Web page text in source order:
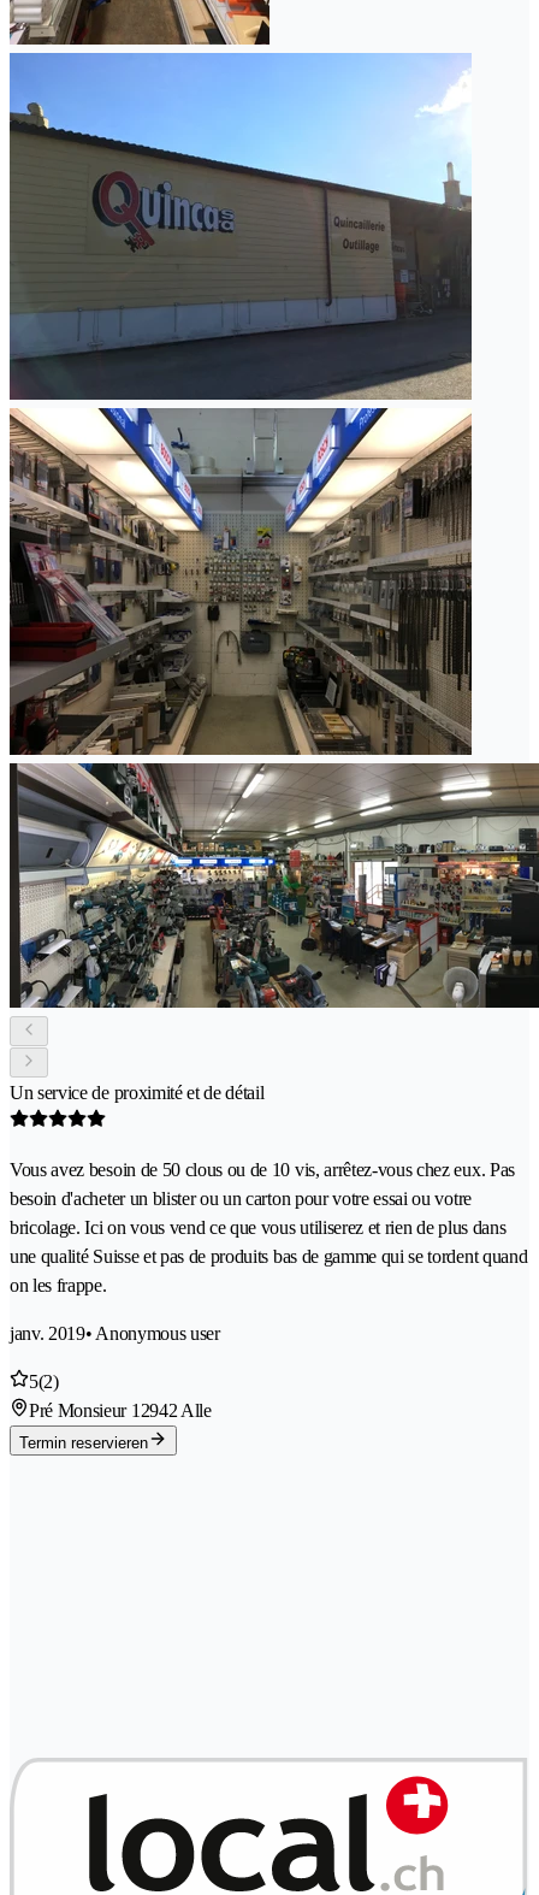
Un service de proximité et de détail
Vous avez besoin de 50 clous ou de 10 vis, arrêtez-vous chez eux. Pas
besoin d'acheter un blister ou un carton pour votre essai ou votre
bricolage. Ici on vous vend ce que vous utiliserez et rien de plus dans
une qualité Suisse et pas de produits bas de gamme qui se tordent quand
on les frappe.
janv. 2019• Anonymous user
5(2)
Pré Monsieur 1 2942 Alle
Termin reservieren